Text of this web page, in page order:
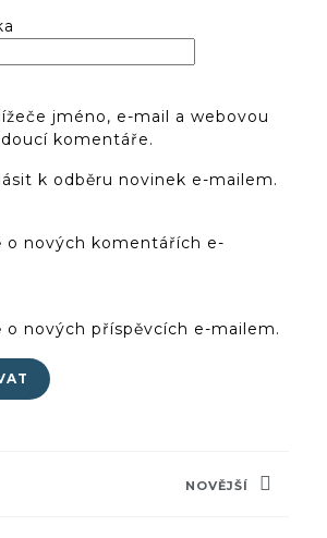
jméno, e-mail a webovou
komentáře.
k odběru novinek e-mailem.
nových komentářích e-
nových příspěvcích e-mailem.
NOVĚJŠÍ